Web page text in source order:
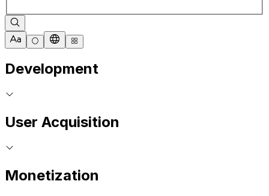
Development
User Acquisition
Monetization